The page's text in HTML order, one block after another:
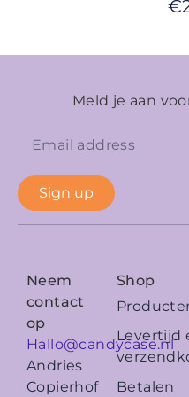
€
Meld je aan
Sign up
Neem
contact
op
Hallo@candycase.nl
Andries
Copierhof
Shop
Levertijd
Betalen